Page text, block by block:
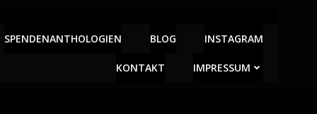
SPENDENANTHOLOGIEN BLOG INSTAGRAM
KONTAKT IMPRESSUM